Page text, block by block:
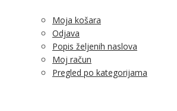
Moja košara
Odjava
Popis željenih naslova
Moj račun
Pregled po kategorijama